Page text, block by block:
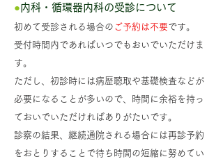
●内科・循環器内科の受診について
初めて受診される場合の ご予約は不要です。
受付時間内であればいつでもおいでいただけま
す。
ただし、初診時には病歴聴取や基礎検査などが
必要になることが多いので、時間に余裕を持っ
ておいでいただければありがたいです。
診察の結果、継続通院される場合には再診予約
をおとりすることで待ち時間の短縮に努めてい